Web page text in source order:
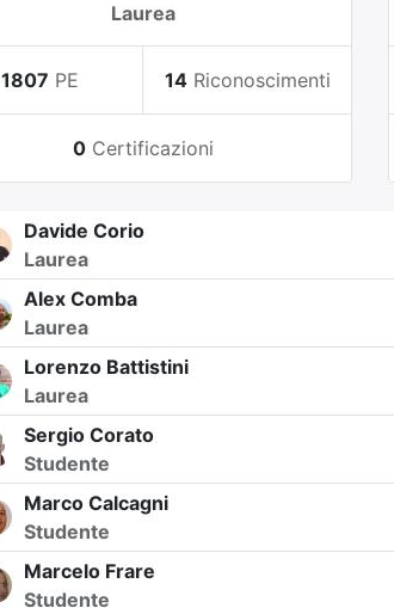
Laurea
1807 PE 14 Riconoscimenti
0 Certificazioni
Davide Corio
Laurea
Alex Comba
Laurea
Lorenzo Battistini
Laurea
Sergio Corato
Studente
Marco Calcagni
Studente
Marcelo Frare
Studente